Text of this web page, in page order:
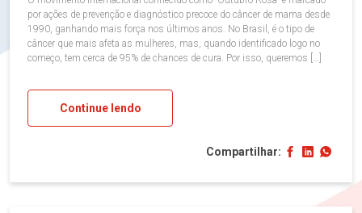
por ações de prevenção e diagnóstico precoce do câncer de mama desde
1990, ganhando mais força nos últimos anos. No Brasil, é o tipo de
câncer que mais afeta as mulheres, mas, quando identificado logo no
começo, tem cerca de 95% de chances de cura. Por isso, queremos […]
Continue lendo
Compartilhar: